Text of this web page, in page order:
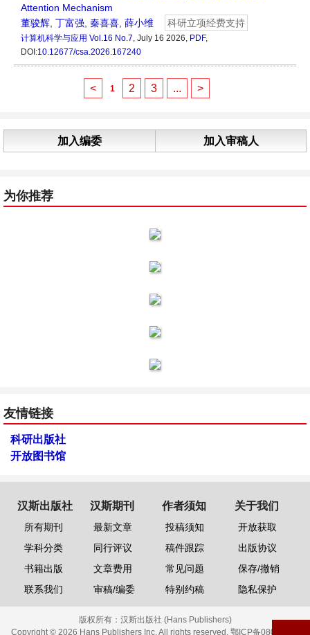
Attention Mechanism
董骏辉 丁富强 秦喜喜 薛小维 科研立项经费支持
计算机科学与应用 Vol.16 No.7, July 16 2026, PDF,
DOI:10.12677/csa.2026.167240
< 1 2 3 ... >
加入编委 加入审稿人
为你推荐
友情链接
科研出版社
开放图书馆
汉斯出版社
所有期刊
学科分类
书籍出版
联系我们
汉斯期刊
最新文章
同行评议
文章费用
审稿/编委
作者须知
投稿须知
稿件跟踪
常见问题
特别约稿
关于我们
开放获取
出版协议
保存/撤销
隐私保护
版权所有： 汉斯出版社 (Hans Publishers)
Copyright © 2026 Hans Publishers Inc. All rights reserved. 鄂ICP备08006613